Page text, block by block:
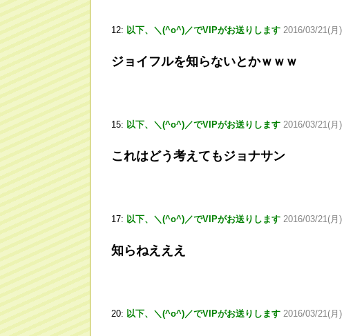
12: 以下、＼(^o^)／でVIPがお送りします 2016/03/21(月
ジョイフルを知らないとかｗｗｗ
15: 以下、＼(^o^)／でVIPがお送りします 2016/03/21(月
これはどう考えてもジョナサン
17: 以下、＼(^o^)／でVIPがお送りします 2016/03/21(月
知らねえええ
20: 以下、＼(^o^)／でVIPがお送りします 2016/03/21(月